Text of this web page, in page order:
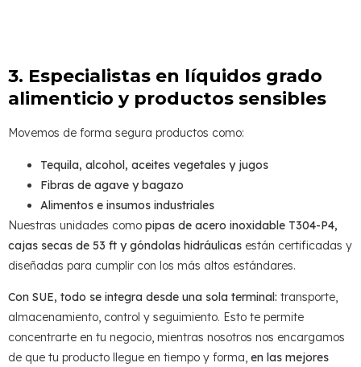
3. Especialistas en líquidos grado
alimenticio y productos sensibles
Movemos de forma segura productos como:
Tequila, alcohol, aceites vegetales y jugos
Fibras de agave y bagazo
Alimentos e insumos industriales
Nuestras unidades como pipas de acero inoxidable T304-P4,
cajas secas de 53 ft y góndolas hidráulicas están certificadas y
diseñadas para cumplir con los más altos estándares.
Con SUE, todo se integra desde una sola terminal: transporte,
almacenamiento, control y seguimiento. Esto te permite
concentrarte en tu negocio, mientras nosotros nos encargamos
de que tu producto llegue en tiempo y forma, en las mejores